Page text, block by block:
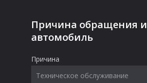
Причина обращения и
автомобиль
Причина